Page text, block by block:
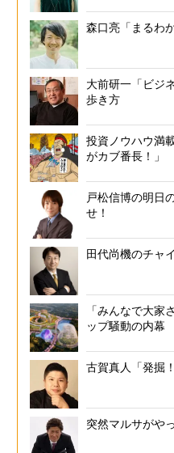
森口亮「まるわ
大前研一「ビジ
歩き方
投資ノウハウ満
がカブ番長！」
戸松信博の明日
せ！
田代尚機のチャ
「みんなで大家
ップ騒動の内幕
古賀真人「発掘
突然マルサがや